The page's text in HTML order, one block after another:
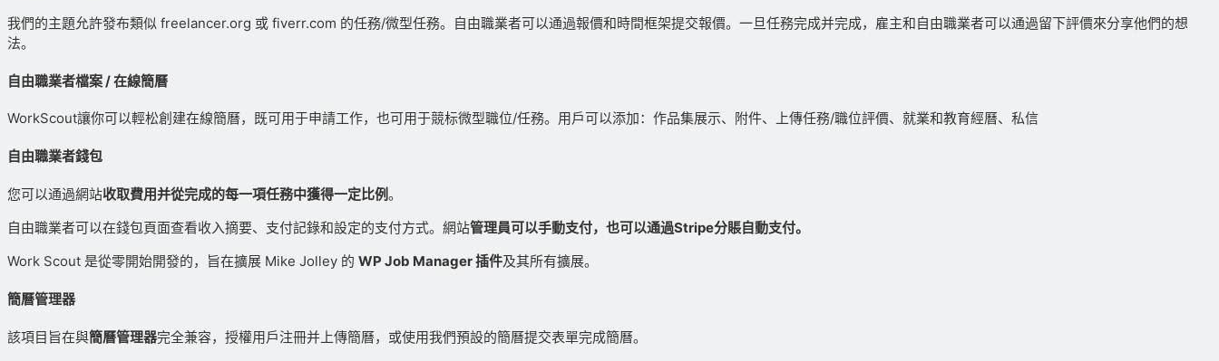
我們的主題允許發布類似 freelancer.org 或 fiverr.com 的任務/微型任務。自由職業者可以通過報價和時間框架提交報價。一旦任務完成并完成，雇主和自由職業者可以通過留下評價來分享他們的想
法。
自由職業者檔案 / 在線簡曆
WorkScout讓你可以輕松創建在線簡曆，既可用于申請工作，也可用于競标微型職位/任務。用戶可以添加：作品集展示、附件、上傳任務/職位評價、就業和教育經曆、私信
自由職業者錢包
您可以通過網站收取費用并從完成的每一項任務中獲得一定比例。
自由職業者可以在錢包頁面查看收入摘要、支付記錄和設定的支付方式。網站管理員可以手動支付，也可以通過Stripe分賬自動支付。
Work Scout 是從零開始開發的，旨在擴展 Mike Jolley 的 WP Job Manager 插件及其所有擴展。
簡曆管理器
該項目旨在與簡曆管理器完全兼容，授權用戶注冊并上傳簡曆，或使用我們預設的簡曆提交表單完成簡曆。